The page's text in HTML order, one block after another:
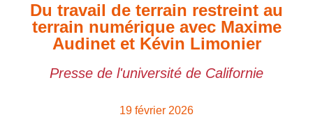
Du travail de terrain restreint au
terrain numérique avec Maxime
Audinet et Kévin Limonier
Presse de l'université de Californie
19 février 2026